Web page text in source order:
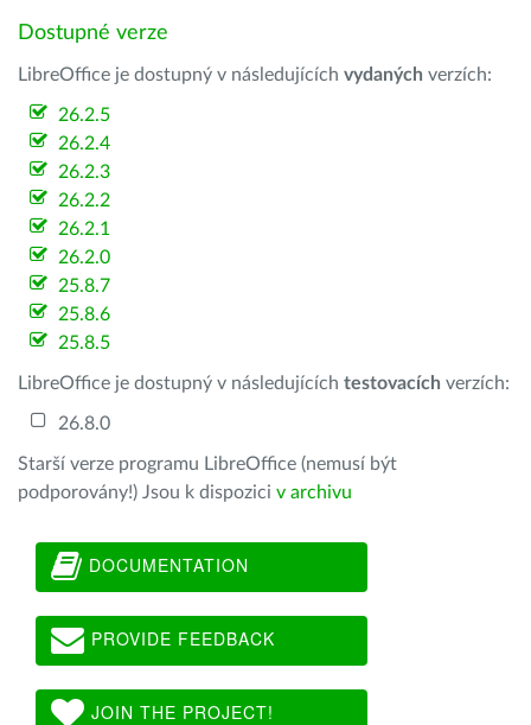
Dostupné verze
LibreOffice je dostupný v následujících vydaných verzích:
26.2.5
26.2.4
26.2.3
26.2.2
26.2.1
26.2.0
25.8.7
25.8.6
25.8.5
LibreOffice je dostupný v následujících testovacích verzích:
26.8.0
Starší verze programu LibreOffice (nemusí být
podporovány!) Jsou k dispozici v archivu
DOCUMENTATION
PROVIDE FEEDBACK
JOIN THE PROJECT!